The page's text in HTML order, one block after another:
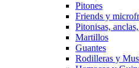
Pitones
Friends y
Pitonisas,
Martillos
Guantes
Rodilleras y